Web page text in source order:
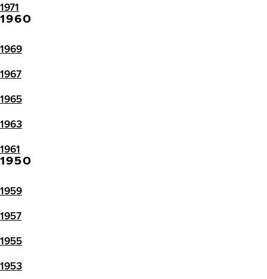
1971
1960
1969
1967
1965
1963
1961
1950
1959
1957
1955
1953